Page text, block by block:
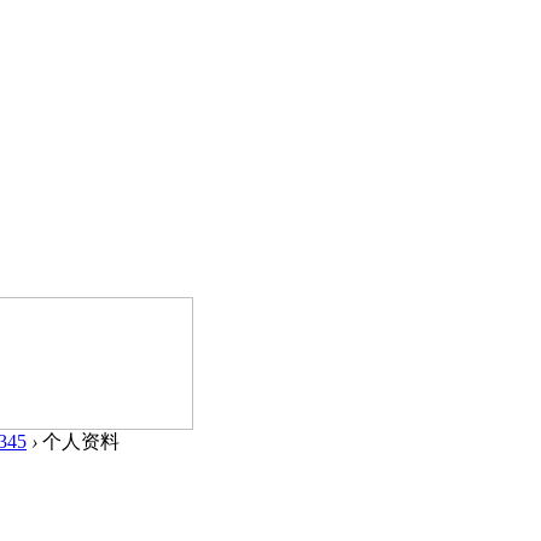
› 个人资料